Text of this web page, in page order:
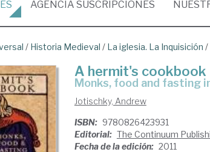
AGENCIA SUSCRIPCIONES
/ Historia Medieval / La iglesia. La Inquisición /
A hermit's cookbook
monks, food and fasting
Jotischky, Andrew
ISBN: 9780826423931
Editorial: The Continuum
Fecha de la edición: 2011